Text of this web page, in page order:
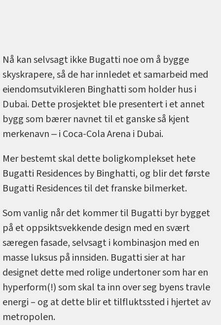
Nå kan selvsagt ikke Bugatti noe om å bygge
skyskrapere, så de har innledet et samarbeid med
eiendomsutvikleren Binghatti som holder hus i
Dubai. Dette prosjektet ble presentert i et annet
bygg som bærer navnet til et ganske så kjent
merkenavn ‒ i Coca-Cola Arena i Dubai.
Mer bestemt skal dette boligkomplekset hete
Bugatti Residences by Binghatti, og blir det første
Bugatti Residences til det franske bilmerket.
Som vanlig når det kommer til Bugatti byr bygget
på et oppsiktsvekkende design med en svært
særegen fasade, selvsagt i kombinasjon med en
masse luksus på innsiden. Bugatti sier at har
designet dette med rolige undertoner som har en
hyperform(!) som skal ta inn over seg byens travle
energi – og at dette blir et tilfluktssted i hjertet av
metropolen.